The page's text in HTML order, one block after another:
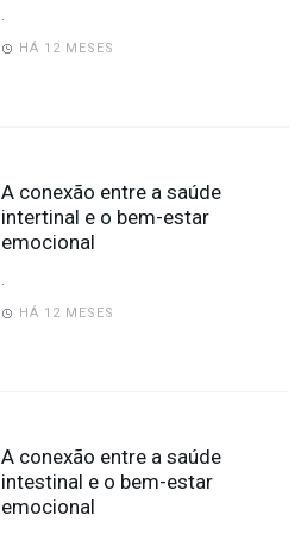
.
HÁ 12 MESES
A conexão entre a saúde
intertinal e o bem-estar
emocional
.
HÁ 12 MESES
A conexão entre a saúde
intestinal e o bem-estar
emocional